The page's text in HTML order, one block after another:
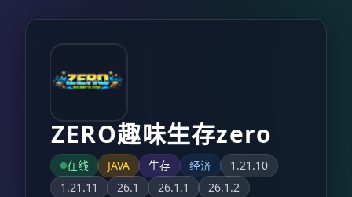
ZERO趣味生存zero
在线 JAVA 生存 经济
1.21.10
1.21.11
26.1 26.1.1 26.1.2